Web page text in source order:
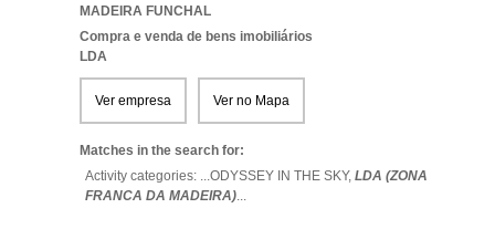
MADEIRA FUNCHAL
Compra e venda de bens imobiliários
LDA
Ver empresa Ver no Mapa
Matches in the search for:
Activity categories: ...ODYSSEY IN THE SKY, LDA (ZONA
FRANCA DA MADEIRA)...